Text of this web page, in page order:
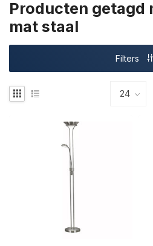
Producten getagd
mat staal
Filters